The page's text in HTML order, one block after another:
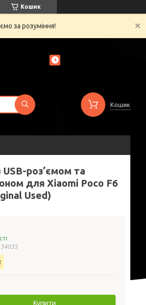
Кошик
за розуміння!
Кошик
USB-роз’ємом та
для Xiaomi Poco F6
Used)
Купити